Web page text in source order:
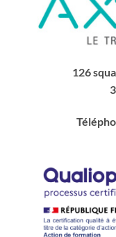
126